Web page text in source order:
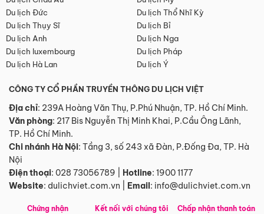
Du lịch Đức
Du lịch Thổ Nhĩ Kỳ
Du lịch Thụy Sĩ
Du lịch Bỉ
Du lịch Anh
Du lịch Nga
Du lịch luxembourg
Du lịch Pháp
Du lịch Hà Lan
Du lịch Ý
CÔNG TY CỔ PHẦN TRUYỀN THÔNG DU LỊCH VIỆT
Địa chỉ: 239A Hoàng Văn Thụ, P.Phú Nhuận, TP. Hồ Chí Minh.
Văn phòng: 217 Bis Nguyễn Thị Minh Khai, P.Cầu Ông Lãnh,
TP. Hồ Chí Minh.
Chi nhánh Hà Nội: Tầng 3, số 243 xã Đàn, P.Đống Đa, TP. Hà
Nội
Điện thoại: 028 73056789 Hotline: 1900 1177
Website: dulichviet.com.vn Email: info@dulichviet.com.vn
Chứng nhận Kết nối với chúng tôi Chấp nhận thanh toán